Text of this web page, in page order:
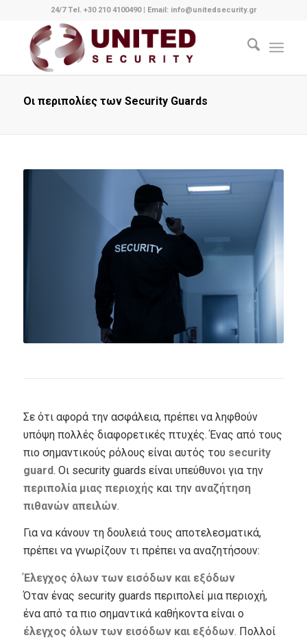
24/7 Tel. +30 210 4100490 | Email: info@unitedsecurity.gr
Οι περιπολίες των Security Guards
Σε ότι αφορά την ασφάλεια, πρέπει να ληφθούν
υπόψη πολλές διαφορετικές πτυχές. Ένας από τους
πιο σημαντικούς ρόλους είναι αυτός του security
guard. Οι security guards είναι υπεύθυνοι για την
περιπολία μιας περιοχήςκαι την αναζήτηση
πιθανών απειλών.
Για να κάνουν τη δουλειά τους αποτελεσματικά,
πρέπει να γνωρίζουν τι πρέπει να αναζητήσουν:
Έλεγχος όλων των εισόδων και εξόδων
Όταν ένας security guards περιπολεί μια περιοχή,
ένα από τα πιο σημαντικά καθήκοντα είναι ο
έλεγχος όλων των εισόδων και εξόδων. Πολλοί